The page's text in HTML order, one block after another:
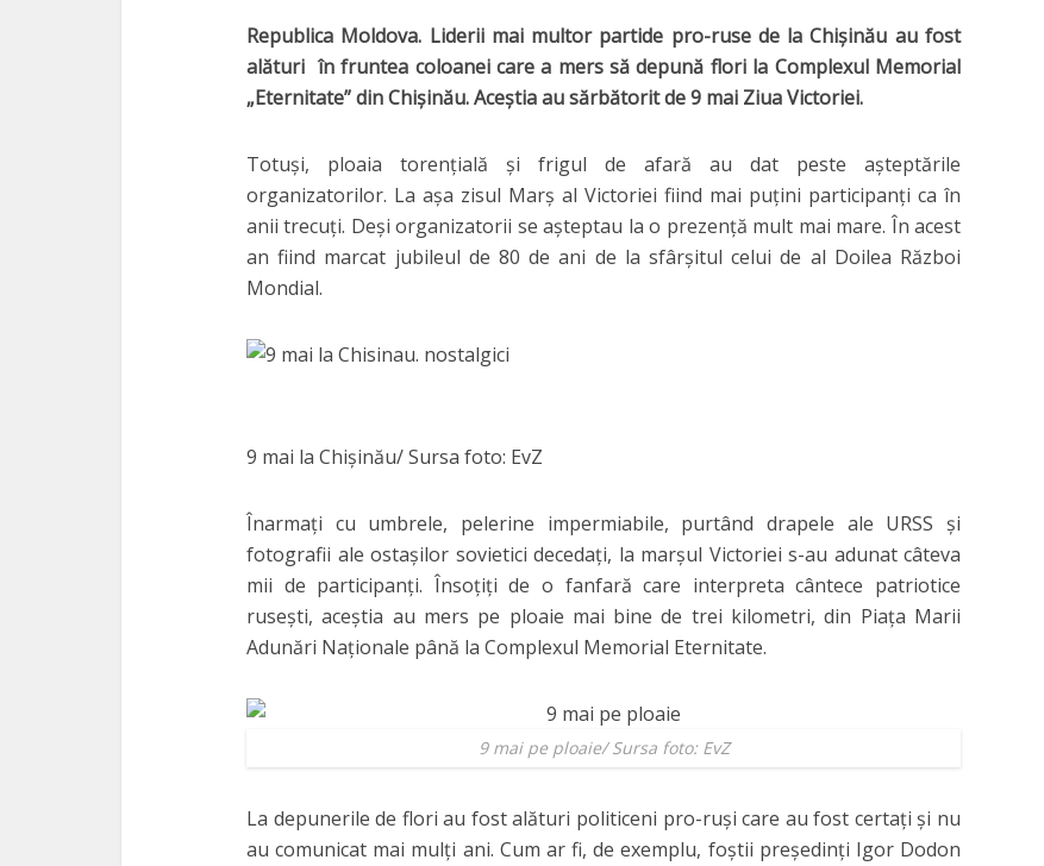
Republica Moldova. Liderii mai multor partide pro-ruse de la Chişinău au fost
alături în fruntea coloanei care a mers să depună flori la Complexul Memorial
„Eternitate” din Chişinău. Aceştia au sărbătorit de 9 mai Ziua Victoriei.
Totuşi, ploaia torenţială şi frigul de afară au dat peste aşteptările
organizatorilor. La aşa zisul Marş al Victoriei fiind mai puţini participanţi ca în
anii trecuţi. Deşi organizatorii se aşteptau la o prezenţă mult mai mare. În acest
an fiind marcat jubileul de 80 de ani de la sfârşitul celui de al Doilea Război
Mondial.
9 mai la Chişinău/ Sursa foto: EvZ
Înarmaţi cu umbrele, pelerine impermiabile, purtând drapele ale URSS şi
fotografii ale ostaşilor sovietici decedaţi, la marşul Victoriei s-au adunat câteva
mii de participanţi. Însoţiţi de o fanfară care interpreta cântece patriotice
ruseşti, aceştia au mers pe ploaie mai bine de trei kilometri, din Piaţa Marii
Adunări Naţionale până la Complexul Memorial Eternitate.
9 mai pe ploaie/ Sursa foto: EvZ
La depunerile de flori au fost alături politiceni pro-ruşi care au fost certaţi şi nu
au comunicat mai mulţi ani. Cum ar fi, de exemplu, foştii preşedinţi Igor Dodon